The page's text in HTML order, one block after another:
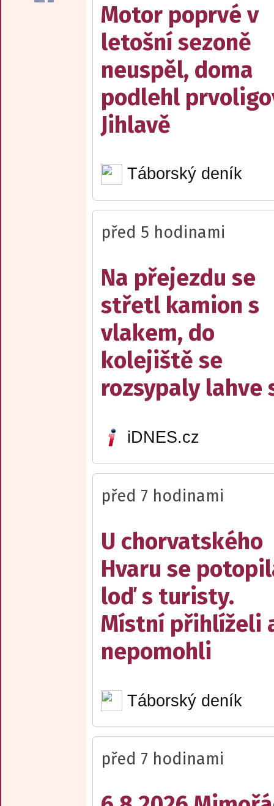
Motor poprvé v
letošní sezoně
neuspěl, doma
podlehl
Jihlavě
Táborský deník
před 5 hodinami
Na přejezdu se
střetl kamion s
vlakem, do
kolejiště se
rozsypaly lahve
iDNES.cz
před 7 hodinami
U chorvatského
Hvaru se
loď s turisty.
Místní přihlíželi
nepomohli
Táborský deník
před 7 hodinami